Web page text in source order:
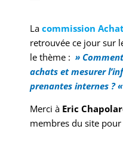
La commission
retrouvée ce jour sur
le thème : »
achats et mesurer
prenantes internes ?
Merci à Eric
membres du site pour